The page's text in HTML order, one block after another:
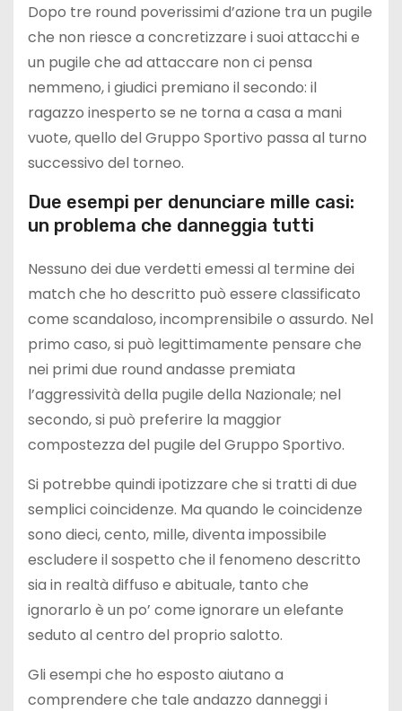
Dopo tre round poverissimi d’azione tra un pugile
che non riesce a concretizzare i suoi attacchi e
un pugile che ad attaccare non ci pensa
nemmeno, i giudici premiano il secondo: il
ragazzo inesperto se ne torna a casa a mani
vuote, quello del Gruppo Sportivo passa al turno
successivo del torneo.
Due esempi per denunciare mille casi:
un problema che danneggia tutti
Nessuno dei due verdetti emessi al termine dei
match che ho descritto può essere classificato
come scandaloso, incomprensibile o assurdo. Nel
primo caso, si può legittimamente pensare che
nei primi due round andasse premiata
l’aggressività della pugile della Nazionale; nel
secondo, si può preferire la maggior
compostezza del pugile del Gruppo Sportivo.
Si potrebbe quindi ipotizzare che si tratti di due
semplici coincidenze. Ma quando le coincidenze
sono dieci, cento, mille, diventa impossibile
escludere il sospetto che il fenomeno descritto
sia in realtà diffuso e abituale, tanto che
ignorarlo è un po’ come ignorare un elefante
seduto al centro del proprio salotto.
Gli esempi che ho esposto aiutano a
comprendere che tale andazzo danneggi i